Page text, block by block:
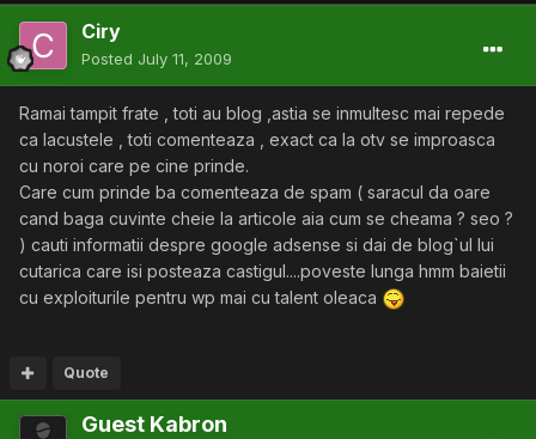
Ciry
Posted July 11, 2009
Ramai tampit frate , toti au blog ,astia se inmultesc mai repede
ca lacustele , toti comenteaza , exact ca la otv se improasca
cu noroi care pe cine prinde.
Care cum prinde ba comenteaza de spam ( saracul da oare
cand baga cuvinte cheie la articole aia cum se cheama ? seo ?
) cauti informatii despre google adsense si dai de blog`ul lui
cutarica care isi posteaza castigul....poveste lunga hmm baietii
cu exploiturile pentru wp mai cu talent oleaca
Quote
Guest Kabron